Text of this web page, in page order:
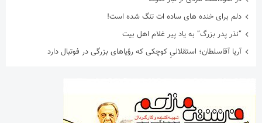
دلم برای خنده های ساده ات تنگ شده است!
“نذر پدر بزرگ” به یاد پیر غلام اهل بیت
آریا آقاسلطان؛ استقلالیِ کوچکی که رؤیاهای بزرگی در فوتبال دارد